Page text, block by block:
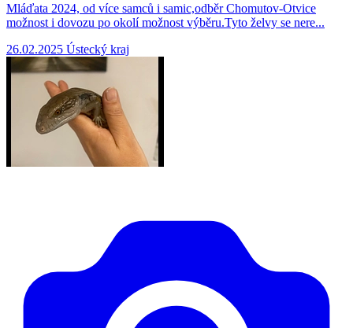
Mláďata 2024, od více samců i samic,odběr Chomutov-Otvice
možnost i dovozu po okolí možnost výběru.Tyto želvy se nere...
26.02.2025 Ústecký kraj